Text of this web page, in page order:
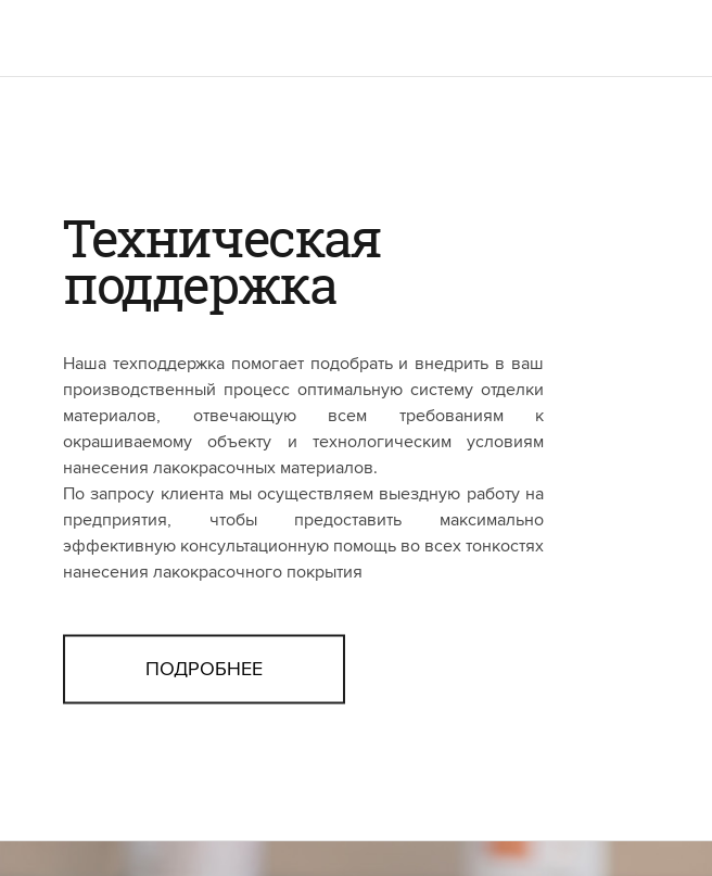
Техническая
поддержка
Наша техподдержка помогает подобрать и внедрить в ваш
производственный процесс оптимальную систему отделки
материалов, отвечающую всем требованиям к
окрашиваемому объекту и технологическим условиям
нанесения лакокрасочных материалов.
По запросу клиента мы осуществляем выездную работу на
предприятия, чтобы предоставить максимально
эффективную консультационную помощь во всех тонкостях
нанесения лакокрасочного покрытия
ПОДРОБНЕЕ